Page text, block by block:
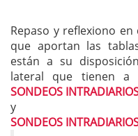
Repaso y reflexiono
que aportan las
están a su
lateral que tienen a
SONDEOS
y
SONDEOS